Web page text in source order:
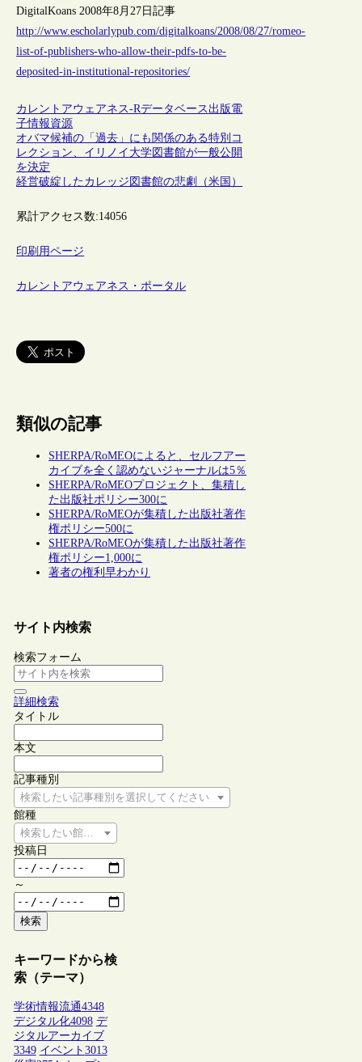
DigitalKoans 2008年8月27日記事
http://www.escholarlypub.com/digitalkoans/2008/08/27/romeo-
list-of-publishers-who-allow-their-pdfs-to-be-
deposited-in-institutional-repositories/
カレントアウェアネス-Rデータベース出版 電
子情報資源
オバマ候補の「過去」にも関係のある特別コ
レクション、イリノイ大学図書館が一般公開
を決定
経営破綻したカレッジ図書館の悲劇（米国）
累計アクセス数:14056
印刷用ページ
カレントアウェアネス・ポータル
類似の記事
SHERPA/RoMEOによると、セルフアー
カイブを全く認めないジャーナルは5％
SHERPA/RoMEOプロジェクト、集積し
た出版社ポリシー300に
SHERPA/RoMEOが集積した出版社著作
権ポリシー500に
SHERPA/RoMEOが集積した出版社著作
権ポリシー1,000に
著者の権利早わかり
サイト内検索
検索フォーム
詳細検索
タイトル
本文
記事種別
検索したい記事種別を選択してください
館種
検索したい館種を選択してください
投稿日
～
検索
キーワードから検
索（テーマ）
学術情報流通4348
デジタル化4098 デ
ジタルアーカイブ
3349 イベント 3013